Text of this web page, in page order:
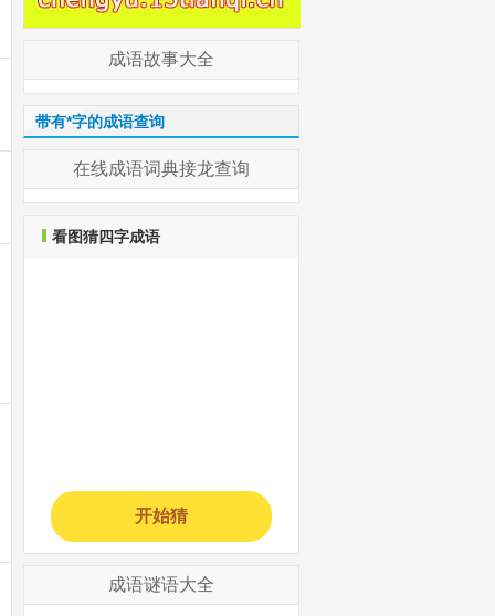
成语故事大全
带有*字的成语查询
在线成语词典接龙查询
看图猜四字成语
开始猜
成语谜语大全